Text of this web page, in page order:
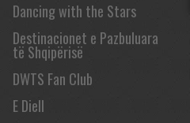
Dancing with the Stars
Destinacionet e Pazbuluara
të Shqipërisë
DWTS Fan Club
E Diell